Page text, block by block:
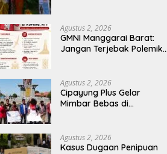
untuk Dukung Generasi
Berkarakter
Agustus 2, 2026
GMNI Manggarai Barat:
Jangan Terjebak Polemik
Berdampak bagi Rakyat
Agustus 2, 2026
Cipayung Plus Gelar
Mimbar Bebas di
Penyematan Gelar “Raja
Timor” kepada Jokowi
Agustus 2, 2026
Kasus Dugaan Penipuan